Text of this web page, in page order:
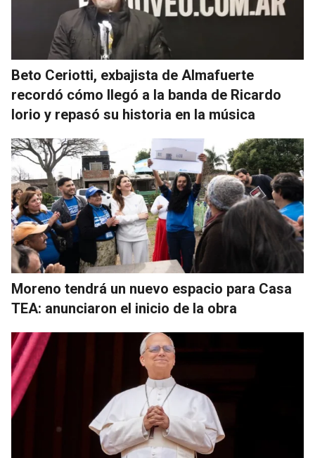
Beto Ceriotti, exbajista de Almafuerte
recordó cómo llegó a la banda de Ricardo
Iorio y repasó su historia en la música
Moreno tendrá un nuevo espacio para Casa
TEA: anunciaron el inicio de la obra